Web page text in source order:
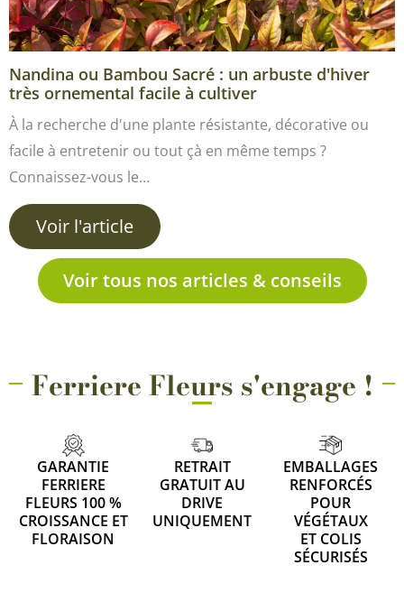
Nandina ou Bambou Sacré : un arbuste d'hiver
très ornemental facile à cultiver
À la recherche d'une plante résistante, décorative ou
facile à entretenir ou tout çà en même temps ?
Connaissez-vous le…
Voir l'article
Voir tous nos articles & conseils
Ferriere Fleurs s'engage !
GARANTIE
FERRIERE
FLEURS 100 %
CROISSANCE ET
FLORAISON
RETRAIT
GRATUIT AU
DRIVE
UNIQUEMENT
EMBALLAGES
RENFORCÉS
POUR
VÉGÉTAUX
ET COLIS
SÉCURISÉS